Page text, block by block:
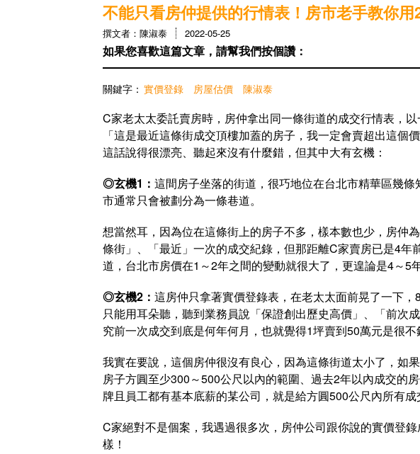
不能只看房仲提供的行情表！房市老手教你
撰文者：陳淑泰 2022-05-25
如果您喜歡這篇文章，請幫我們按個讚：
關鍵字： 實價登錄 房屋估價 陳淑泰
C家老太太委託賣房時，房仲拿出同一條街道的成交行情表，
「這是最近這條街成交頂樓加蓋的房子，我一定會賣超出這個
這話說得很漂亮、聽起來沒有什麼錯，但其中大有玄機：
◎玄機1： 這間房子坐落的街道，很巧地位在台北市精華區幾
市通常只會被劃分為一條巷道。
想當然耳，因為位在這條街上的房子不多，樣本數也少，房仲
條街」、「最近」一次的成交紀錄，但那距離C家賣房已是4年
道，台北市房價在1～2年之間的變動就很大了，更遑論是4～5
◎玄機2： 這房仲只拿著實價登錄表，在老太太面前晃了一下，
只能用耳朵聽，聽到業務員說「保證創出歷史高價」、「前次
究前一次成交到底是何年何月，也就覺得1坪賣到50萬元是很不
我實在要說，這個房仲很沒有良心，因為這條街道太小了，如
房子方圓至少300～500公尺以內的範圍、過去2年以內成交的
牌且員工都有基本底薪的某公司，就是給方圓500公尺內所有成
C家絕對不是個案，我遇過很多次，房仲公司跟你說的實價登
樣！